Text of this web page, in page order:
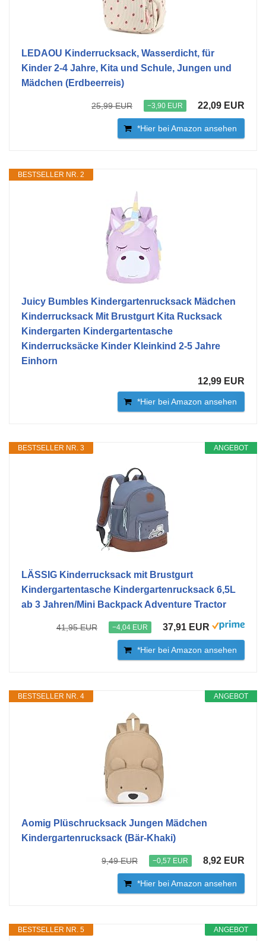
LEDAOU Kinderrucksack, Wasserdicht, für
Kinder 2-4 Jahre, Kita und Schule, Jungen und
Mädchen (Erdbeerreis)
25,99 EUR −3,90 EUR 22,09 EUR
*Hier bei Amazon ansehen
BESTSELLER NR. 2
Juicy Bumbles Kindergartenrucksack Mädchen
Kinderrucksack Mit Brustgurt Kita Rucksack
Kindergarten Kindergartentasche
Kinderrucksäcke Kinder Kleinkind 2-5 Jahre
Einhorn
12,99 EUR
*Hier bei Amazon ansehen
ANGEBOT
BESTSELLER NR. 3
LÄSSIG Kinderrucksack mit Brustgurt
Kindergartentasche Kindergartenrucksack 6,5L
ab 3 Jahren/Mini Backpack Adventure Tractor
41,95 EUR −4,04 EUR 37,91 EUR
*Hier bei Amazon ansehen
ANGEBOT
BESTSELLER NR. 4
Aomig Plüschrucksack Jungen Mädchen
Kindergartenrucksack (Bär-Khaki)
9,49 EUR −0,57 EUR 8,92 EUR
*Hier bei Amazon ansehen
ANGEBOT
BESTSELLER NR. 5